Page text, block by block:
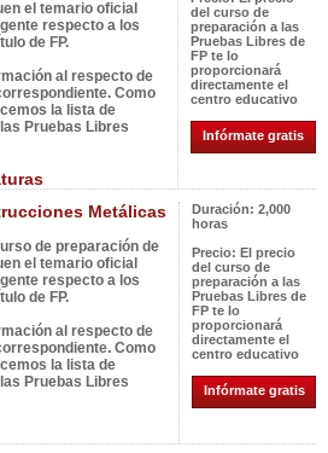
el temario oficial
respecto a los
de FP.
al respecto de
Como
la lista de
Pruebas Libres
del curso de
preparación a las
Pruebas Libres de
FP te lo
proporcionará
directamente el
centro educativo
Infórmate gratis
Metálicas
de preparación de
el temario oficial
respecto a los
de FP.
al respecto de
Como
la lista de
Pruebas Libres
Duración: 2,000
horas
Precio: El precio
del curso de
preparación a las
Pruebas Libres de
FP te lo
proporcionará
directamente el
centro educativo
Infórmate gratis